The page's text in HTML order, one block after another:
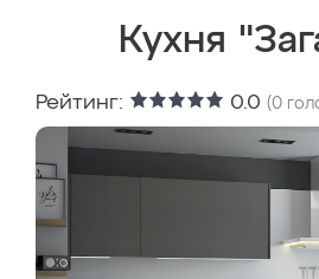
Кухня
Рейтинг: 0.0 (0